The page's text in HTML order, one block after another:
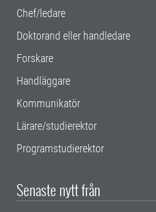
Chef/ledare
Doktorand eller handledare
Forskare
Handläggare
Kommunikatör
Lärare/studierektor
Programstudierektor
Senaste nytt från